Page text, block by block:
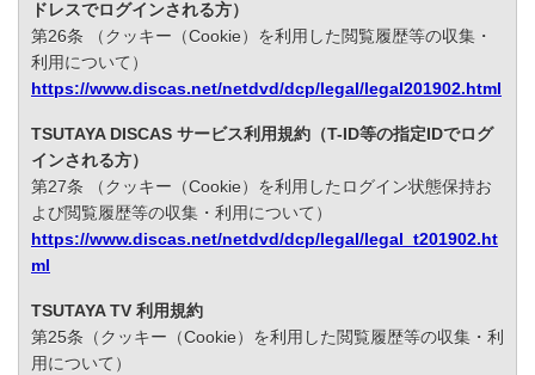
ドレスでログインされる方）
第26条 （クッキー（Cookie）を利用した閲覧履歴等の収集・
利用について）
https://www.discas.net/netdvd/dcp/legal/legal201902.html
TSUTAYA DISCAS サービス利用規約（T-ID等の指定IDでログ
インされる方）
第27条 （クッキー（Cookie）を利用したログイン状態保持お
よび閲覧履歴等の収集・利用について）
https://www.discas.net/netdvd/dcp/legal/legal_t201902.ht
ml
TSUTAYA TV 利用規約
第25条（クッキー（Cookie）を利用した閲覧履歴等の収集・利
用について）